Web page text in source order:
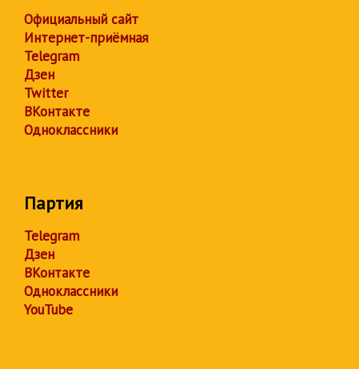
Официальный сайт
Интернет-приёмная
Telegram
Дзен
Twitter
ВКонтакте
Одноклассники
Партия
Telegram
Дзен
ВКонтакте
Одноклассники
YouTube